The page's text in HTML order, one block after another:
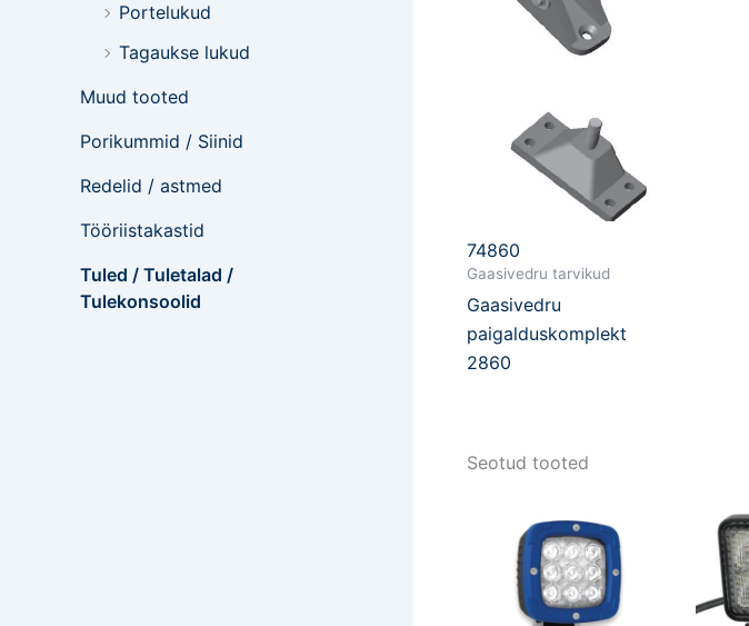
Portelukud
Tagaukse lukud
Muud tooted
Porikummid / Siinid
Redelid / astmed
Tööriistakastid
Tuled / Tuletalad /
Tulekonsoolid
74860
Gaasivedru tarvikud
Gaasivedru
paigalduskomplekt
2860
Seotud tooted